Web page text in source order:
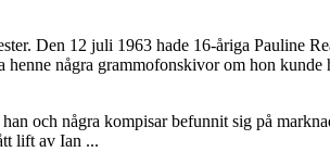
Den 12 juli 1963 hade 16-åriga Pauline
några grammofonskivor om hon
och några kompisar befunnit sig på
lift av Ian ...